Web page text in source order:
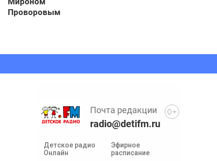
Проворовым
Детское радио
Онлайн
Эфирное
расписание
Почта редакции
radio@detifm.ru
0+